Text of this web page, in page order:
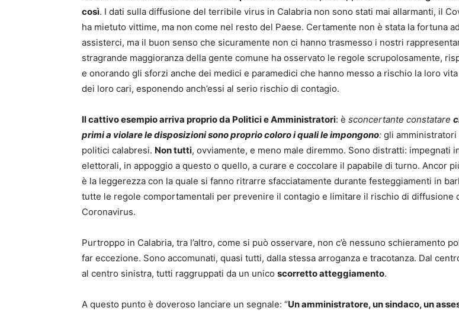
così. I dati sulla diffusione del terribile virus in Calabria non sono stati mai allarmanti, il
ha mietuto vittime, ma non come nel resto del Paese. Certamente non è stata la fortuna ad
assisterci, ma il buon senso che sicuramente non ci hanno trasmesso i nostri
stragrande maggioranza della gente comune ha osservato le regole scrupolosamente,
e onorando gli sforzi anche dei medici e paramedici che hanno messo a rischio la loro
dei loro cari, esponendo anch’essi al serio rischio di contagio.
Il cattivo esempio arriva proprio da Politici e Amministratori: è sconcertante constatare
primi a violare le disposizioni sono proprio coloro i quali le impongono: gli amministratori
politici calabresi. Non tutti, ovviamente, e meno male diremmo. Sono distratti: impegnati
elettorali, in appoggio a questo o quello, a curare e coccolare il papabile di turno. Ancor
è la leggerezza con la quale si fanno ritrarre sfacciatamente durante festeggiamenti in
tutte le regole comportamentali per prevenire il contagio e limitare il rischio di diffusione
Coronavirus.
Purtroppo in Calabria, tra l’altro, come si può osservare, non c’è nessuno schieramento
far eccezione. Sono accomunati, quasi tutti, dalla stessa arroganza e tracotanza. Dal
al centro sinistra, tutti raggruppati da un unico scorretto atteggiamento.
A questo punto è doveroso lanciare un segnale: “Un amministratore, un sindaco, un